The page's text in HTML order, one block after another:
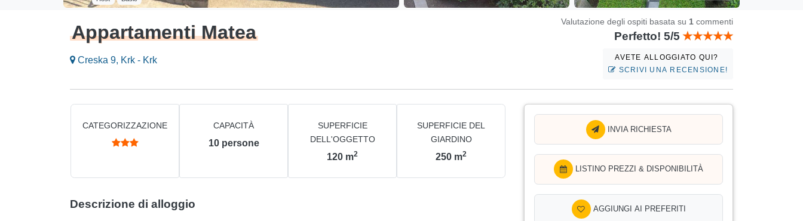
Appartamenti Matea
Creska 9, Krk - Krk
Valutazione degli ospiti basata su 1 commenti
Perfetto! 5/5
AVETE ALLOGGIATO QUI?
SCRIVI UNA RECENSIONE!
CATEGORIZZAZIONE CAPACITÀ
10 persone
SUPERFICIE
DELL'OGGETTO
120 m2
SUPERFICIE DEL
GIARDINO
250 m2
Descrizione di alloggio
INVIA RICHIESTA
LISTINO PREZZI & DISPONIBILITÀ
AGGIUNGI AI PREFERITI